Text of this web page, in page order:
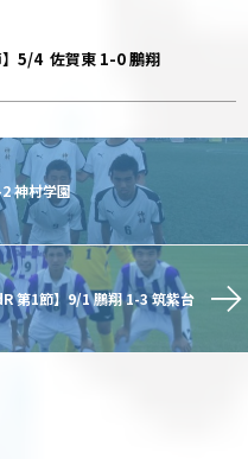
】5/4 佐賀東 1-0 鵬翔
神村学園
第1節】9/1 鵬翔 1-3 筑紫台